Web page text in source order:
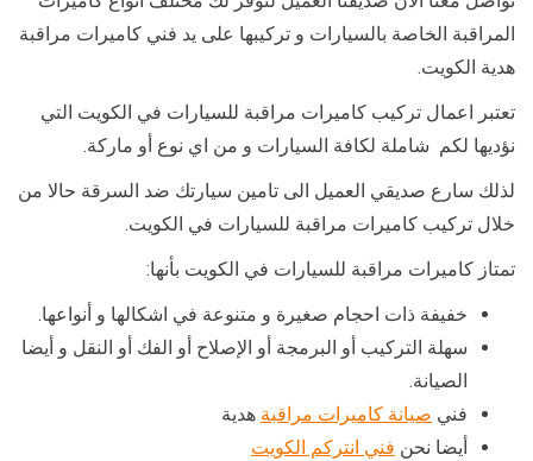
المراقبة الخاصة بالسيارات و تركيبها على يد فني كاميرات مراقبة
هدية الكويت.
تعتبر اعمال تركيب كاميرات مراقبة للسيارات في الكويت التي
نؤديها لكم شاملة لكافة السيارات و من اي نوع أو ماركة.
لذلك سارع صديقي العميل الى تامين سيارتك ضد السرقة حالا من
خلال تركيب كاميرات مراقبة للسيارات في الكويت.
تمتاز كاميرات مراقبة للسيارات في الكويت بأنها:
خفيفة ذات احجام صغيرة و متنوعة في اشكالها و أنواعها.
سهلة التركيب أو البرمجة أو الإصلاح أو الفك أو النقل و أيضا
الصيانة.
فني صيانة كاميرات مراقبة هدية
أيضا نحن فني انتركم الكويت